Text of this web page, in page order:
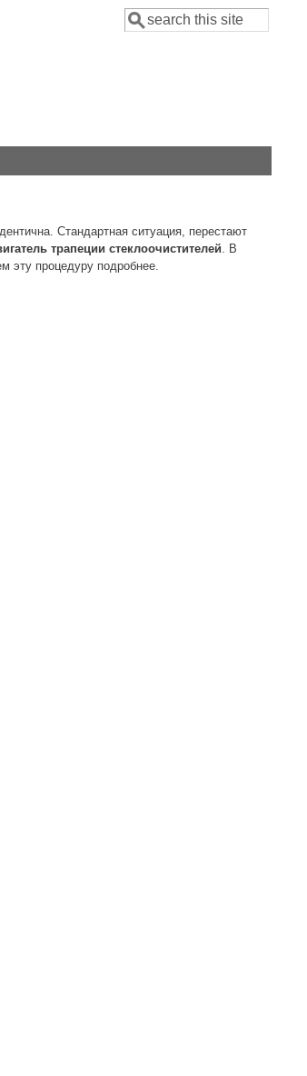
Форма поиска
Поиск
Стандартная ситуация, перестают
трапеции стеклоочистителей . В
эту процедуру подробнее.